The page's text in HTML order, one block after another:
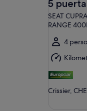
ago
al
dom,
ago
5
SEAT
RANGE
4
Crissier, CHE